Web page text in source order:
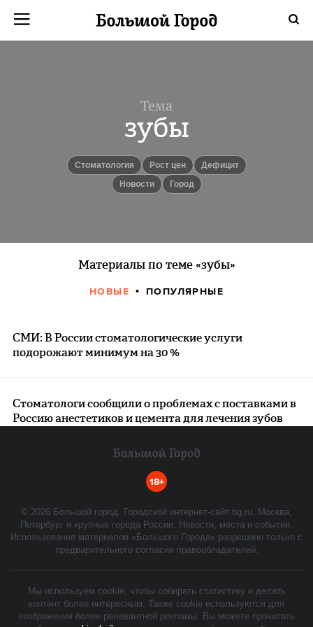
Тема
зубы
стоматология рост цен
дефицит
новости
город
Материалы по теме «зубы»
НОВЫЕ ПОПУЛЯРНЫЕ
СМИ: В России стоматологические услуги
подорожают минимум на 30 %
Стоматологи сообщили о проблемах с поставками в
Россию анестетиков и цемента для лечения зубов
18+
© 2026 Большой город. Городской интернет-сайт bg.ru. Москва,
Петербург и крупные города России. Новости, места и события.
Использование материалов «Большого Города» разрешено только с
предварительного согласия правообладателей.
Мы используем cookie, чтобы собирать статистику и делать
контент более интересным. Также cookie используются для
отображения более релевантной рекламы. Вы можете прочитать